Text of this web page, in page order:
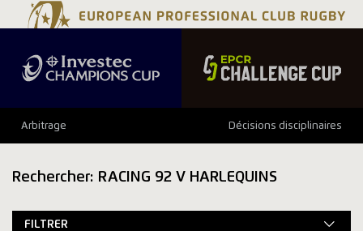
Arbitrage Décisions disciplinaires
Rechercher: RACING 92 V HARLEQUINS
FILTRER